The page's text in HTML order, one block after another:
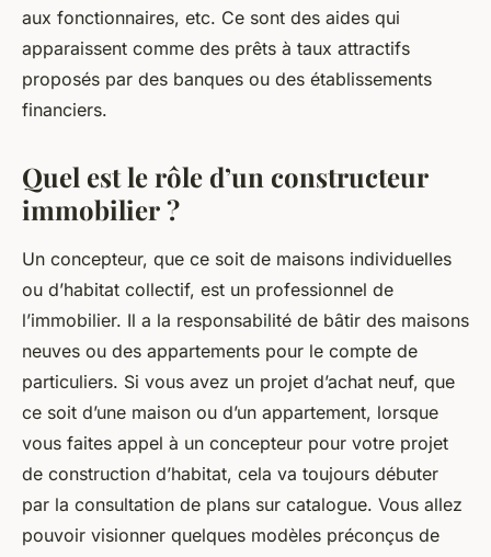
aux fonctionnaires, etc. Ce sont des aides qui
apparaissent comme des prêts à taux attractifs
proposés par des banques ou des établissements
financiers.
Quel est le rôle d’un constructeur
immobilier ?
Un concepteur, que ce soit de maisons individuelles
ou d’habitat collectif, est un professionnel de
l’immobilier. Il a la responsabilité de bâtir des maisons
neuves ou des appartements pour le compte de
particuliers. Si vous avez un projet d’achat neuf, que
ce soit d’une maison ou d’un appartement, lorsque
vous faites appel à un concepteur pour votre projet
de construction d’habitat, cela va toujours débuter
par la consultation de plans sur catalogue. Vous allez
pouvoir visionner quelques modèles préconçus de